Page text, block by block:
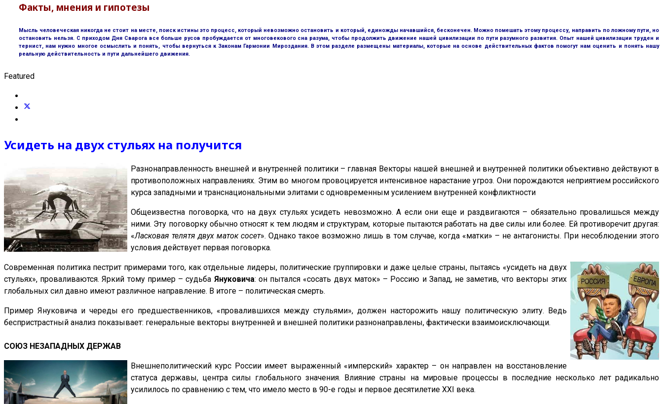
Факты, мнения и гипотезы
Мысль человеческая никогда не стоит на месте, поиск истины это процесс, который невозможно остановить и который, единожды начавшийся, бесконечен. Можно помешать этому процессу, направить по ложному пути, но
остановить нельзя. С приходом Дня Сварога все больше русов пробуждается от многовекового сна разума, чтобы продолжить движение нашей цивилизации по пути разумного развития. Опыт нашей цивилизации труден и
тернист, нам нужно многое осмыслить и понять, чтобы вернуться к Законам Гармонии Мироздания. В этом разделе размещены материалы, которые на основе действительных фактов помогут нам оценить и понять нашу
реальную действительность и пути дальнейшего движения.
Featured
Усидеть на двух стульях на получится
Разнонаправленность внешней и внутренней политики – главная Векторы нашей внешней и внутренней политики объективно действуют в
противоположных направлениях. Этим во многом провоцируется интенсивное нарастание угроз. Они порождаются неприятием российского
курса западными и транснациональными элитами с одновременным усилением внутренней конфликтности
Общеизвестна поговорка, что на двух стульях усидеть невозможно. А если они еще и раздвигаются – обязательно провалишься между
ними. Эту поговорку обычно относят к тем людям и структурам, которые пытаются работать на две силы или более. Ей противоречит другая:
«Ласковая телятя двух маток сосет». Однако такое возможно лишь в том случае, когда «матки» – не антагонисты. При несоблюдении этого
условия действует первая поговорка.
Современная политика пестрит примерами того, как отдельные лидеры, политические группировки и даже целые страны, пытаясь «усидеть на двух
стульях», проваливаются. Яркий тому пример – судьба Януковича: он пытался «сосать двух маток» – Россию и Запад, не заметив, что векторы этих
глобальных сил давно имеют различное направление. В итоге – политическая смерть.
Пример Януковича и череды его предшественников, «провалившихся между стульями», должен насторожить нашу политическую элиту. Ведь
беспристрастный анализ показывает: генеральные векторы внутренней и внешней политики разнонаправлены, фактически взаимоисключающи.
СОЮЗ НЕЗАПАДНЫХ ДЕРЖАВ
Внешнеполитический курс России имеет выраженный «имперский» характер – он направлен на восстановление
статуса державы, центра силы глобального значения. Влияние страны на мировые процессы в последние несколько лет радикально
усилилось по сравнению с тем, что имело место в 90-е годы и первое десятилетие XXI века.